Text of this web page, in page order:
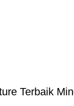
Terbaik